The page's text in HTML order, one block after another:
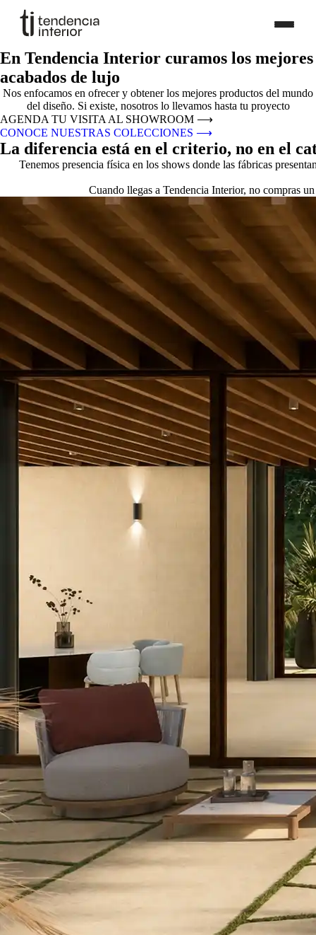
En Tendencia Interior curamos los mejores
acabados de lujo
Nos enfocamos en ofrecer y obtener los mejores productos del mundo
del diseño. Si existe, nosotros lo llevamos hasta tu proyecto
AGENDA TU VISITA AL SHOWROOM ⟶
CONOCE NUESTRAS COLECCIONES ⟶
La diferencia está en el criterio, no en el
Tenemos presencia física en los shows donde las fábricas
Cuando llegas a Tendencia Interior, no compras